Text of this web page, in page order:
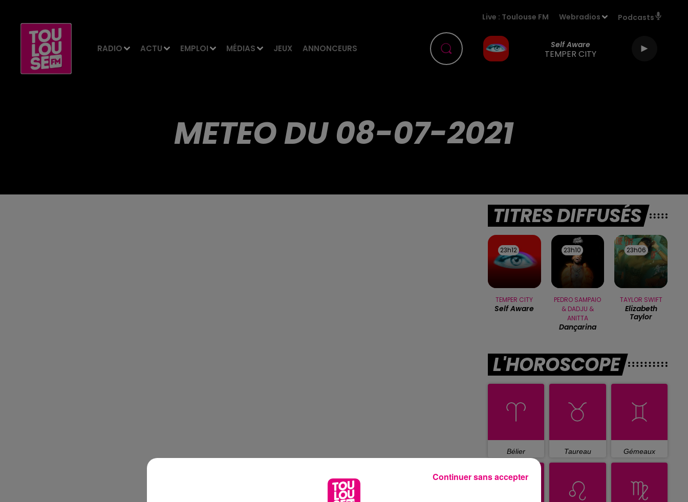
RADIO ACTU EMPLOI MÉDIAS JEUX ANNONCEURS
Live : Toulouse FM Webradios Podcasts
Self Aware
TEMPER CITY
METEO DU 08-07-2021
TITRES DIFFUSÉS
23h12
23h12
TEMPER CITY
Self Aware
23h10
23h10
PEDRO SAMPAIO
& DADJU &
ANITTA
Dançarina
23h06
23h06
TAYLOR SWIFT
Elizabeth
Taylor
L'HOROSCOPE
Bélier Taureau Gémeaux
Continuer sans accepter